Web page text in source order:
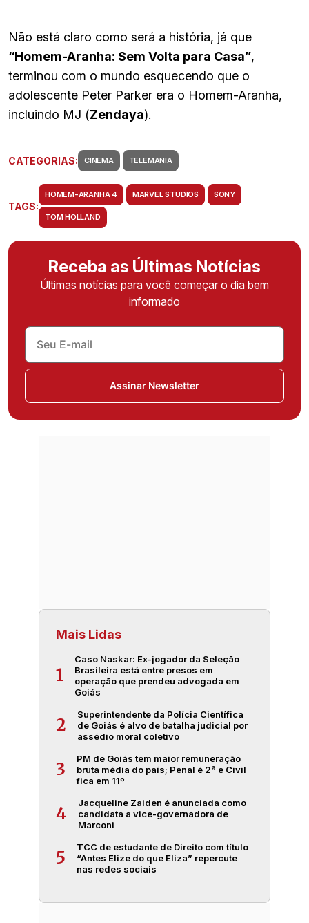
Não está claro como será a história, já que
“Homem-Aranha: Sem Volta para Casa”,
terminou com o mundo esquecendo que o
adolescente Peter Parker era o Homem-Aranha,
incluindo MJ (Zendaya).
CATEGORIAS: CINEMA TELEMANIA
TAGS:
HOMEM-ARANHA 4 MARVEL STUDIOS SONY
TOM HOLLAND
Receba as Últimas Notícias
Últimas notícias para você começar o dia bem
informado
Assinar Newsletter
Mais Lidas
1
Caso Naskar: Ex-jogador da Seleção
Brasileira está entre presos em
operação que prendeu advogada em
Goiás
2
Superintendente da Polícia Científica
de Goiás é alvo de batalha judicial por
assédio moral coletivo
3
PM de Goiás tem maior remuneração
bruta média do país; Penal é 2ª e Civil
fica em 11º
4
Jacqueline Zaiden é anunciada como
candidata a vice-governadora de
Marconi
5
TCC de estudante de Direito com título
“Antes Elize do que Eliza” repercute
nas redes sociais